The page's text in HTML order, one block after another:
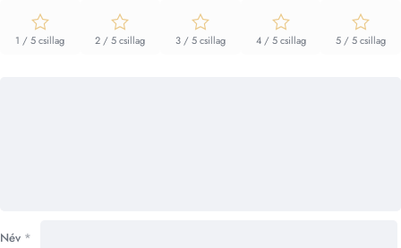
1 / 5 csillag 2 / 5 csillag 3 / 5 csillag 4 / 5 csillag 5 / 5 csillag
Név *